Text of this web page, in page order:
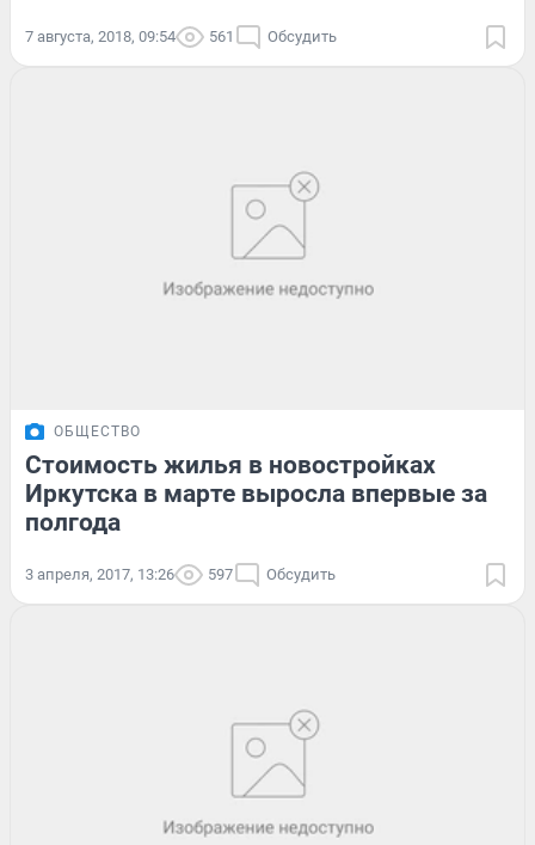
7 августа, 2018, 09:54 561 Обсудить
ОБЩЕСТВО
Стоимость жилья в новостройках
Иркутска в марте выросла впервые за
полгода
3 апреля, 2017, 13:26 597 Обсудить